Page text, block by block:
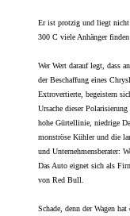
Er ist protzig und liegt nicht
300 C viele Anhänger
Wer Wert darauf legt, dass
der Beschaffung eines
Extrovertierte, begeistern
Ursache dieser
hohe Gürtellinie, niedrige
monströse Kühler und die
und Unternehmensberater:
Das Auto eignet sich als
von Red Bull.
Schade, denn der Wagen